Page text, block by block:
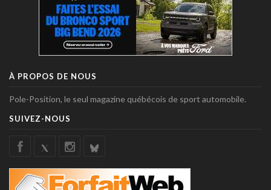
À PROPOS DE NOUS
Pole-Position, le seul magazine québécois de sport automobile.
SUIVEZ-NOUS